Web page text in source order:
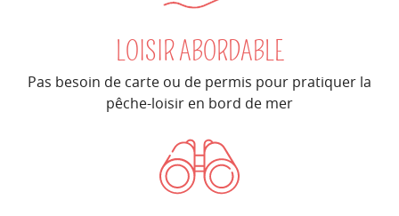
LOISIR ABORDABLE
Pas besoin de carte ou de permis pour pratiquer la
pêche-loisir en bord de mer